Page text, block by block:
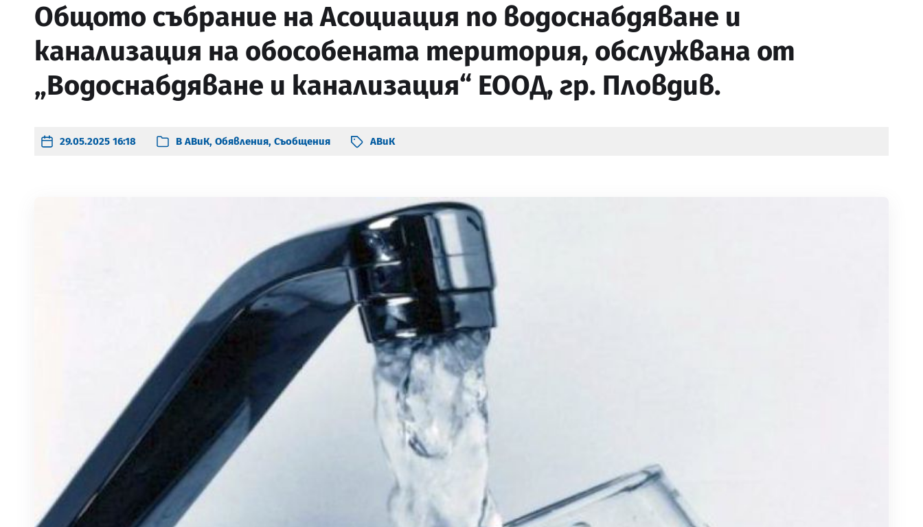
Общото събрание на Асоциация по водоснабдяване и
канализация на обособената територия, обслужвана от
„Водоснабдяване и канализация“ ЕООД, гр. Пловдив.
29.05.2025 16:18 В АВиК, Обявления, Съобщения АВиК